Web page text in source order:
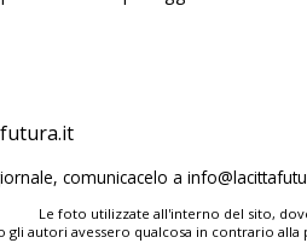
comunicacelo a
Le foto utilizzate all'interno del sito,
gli autori avessero qualcosa in contrario